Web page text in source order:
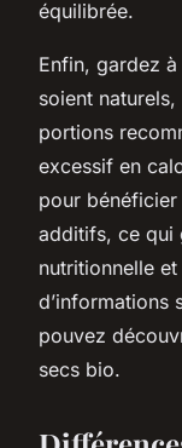
équilibrée.
Enfin, gardez
soient
portions
excessif en
pour
additifs, ce qui
nutritionnelle
d’informations
pouvez
secs bio.